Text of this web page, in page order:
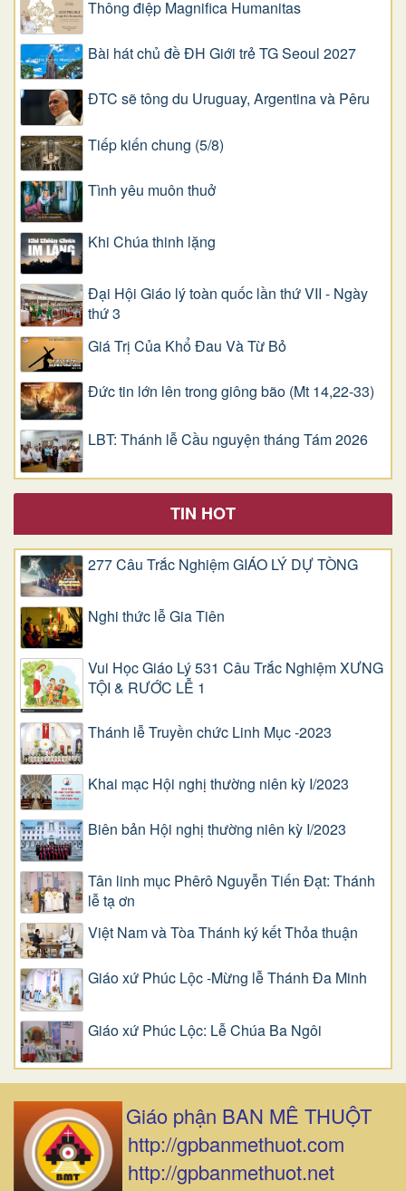
Thông điệp Magnifica Humanitas
Bài hát chủ đề ĐH Giới trẻ TG Seoul 2027
ĐTC sẽ tông du Uruguay, Argentina và Pêru
Tiếp kiến chung (5/8)
Tình yêu muôn thuở
Khi Chúa thinh lặng
Đại Hội Giáo lý toàn quốc lần thứ VII - Ngày
thứ 3
Giá Trị Của Khổ Ðau Và Từ Bỏ
Đức tin lớn lên trong giông bão (Mt 14,22-33)
LBT: Thánh lễ Cầu nguyện tháng Tám 2026
TIN HOT
277 Câu Trắc Nghiệm GIÁO LÝ DỰ TÒNG
Nghi thức lễ Gia Tiên
Vui Học Giáo Lý 531 Câu Trắc Nghiệm XƯNG
TỘI & RƯỚC LỄ 1
Thánh lễ Truyền chức Linh Mục -2023
Khai mạc Hội nghị thường niên kỳ I/2023
Biên bản Hội nghị thường niên kỳ I/2023
Tân linh mục Phêrô Nguyễn Tiến Đạt: Thánh
lễ tạ ơn
Việt Nam và Tòa Thánh ký kết Thỏa thuận
Giáo xứ Phúc Lộc -Mừng lễ Thánh Đa Minh
Giáo xứ Phúc Lộc: Lễ Chúa Ba Ngôi
Giáo phận BAN MÊ THUỘT
http://gpbanmethuot.com
http://gpbanmethuot.net